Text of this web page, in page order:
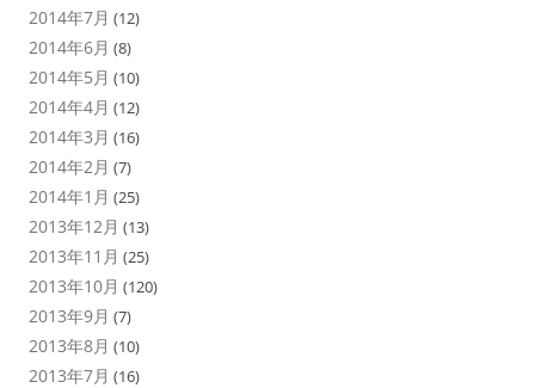
2014年7月 (12)
2014年6月 (8)
2014年5月 (10)
2014年4月 (12)
2014年3月 (16)
2014年2月 (7)
2014年1月 (25)
2013年12月 (13)
2013年11月 (25)
2013年10月 (120)
2013年9月 (7)
2013年8月 (10)
2013年7月 (16)